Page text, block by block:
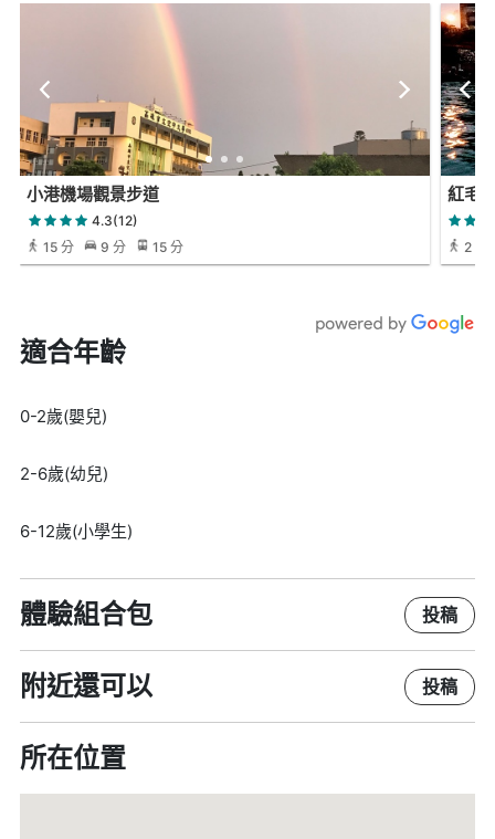
小港機場觀景步道
4.3(12)
15 分
9 分 15 分
紅毛
2 小
適合年齡
0-2歲(嬰兒)
2-6歲(幼兒)
6-12歲(小學生)
體驗組合包 投稿
附近還可以 投稿
所在位置